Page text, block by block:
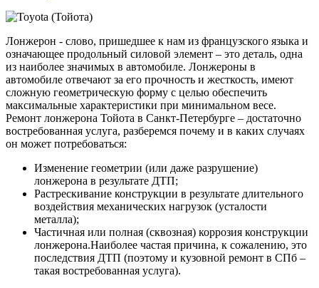
Лонжерон - слово, пришедшее к нам из французского языка и
означающее продольный силовой элемент – это деталь, одна
из наиболее значимых в автомобиле. Лонжероны в
автомобиле отвечают за его прочность и жесткость, имеют
сложную геометрическую форму с целью обеспечить
максимальные характеристики при минимальном весе.
Ремонт лонжерона Тойота в Санкт-Петербурге – достаточно
востребованная услуга, разберемся почему и в каких случаях
он может потребоваться:
Изменение геометрии (или даже разрушение)
лонжерона в результате ДТП;
Растрескивание конструкции в результате длительного
воздействия механических нагрузок (усталости
металла);
Частичная или полная (сквозная) коррозия конструкции
лонжерона.Наиболее частая причина, к сожалению, это
последствия ДТП (поэтому и кузовной ремонт в СПб –
такая востребованная услуга).